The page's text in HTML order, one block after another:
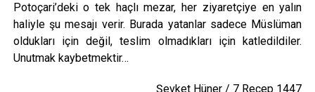
Potoçari’deki o tek haçlı mezar, her ziyaretçiye en yalın
haliyle şu mesajı verir. Burada yatanlar sadece Müslüman
oldukları için değil, teslim olmadıkları için katledildiler.
Unutmak kaybetmektir…
Şevket Hüner / 7 Recep 1447